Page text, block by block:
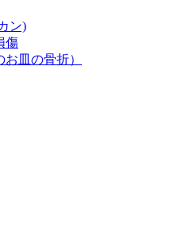
ン)
傷
皿の骨折）